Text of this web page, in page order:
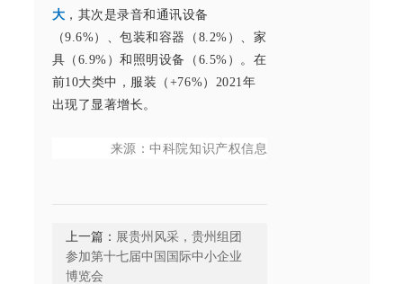
大 ，其次是录音和通讯设备
（9.6%）、包装和容器（8.2%）、家
具（6.9%）和照明设备（6.5%）。在
前10大类中，服装（+76%）2021年
出现了显著增长。
来源：中科院知识产权信息
上一篇： 展贵州风采，贵州组团
参加第十七届中国国际中小企业
博览会